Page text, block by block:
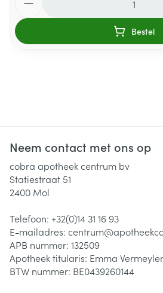
Bestel
Neem contact met ons op
cobra apotheek centrum bv
Statiestraat 51
2400 Mol
Telefoon: +32(0)14 31 16 93
E-mailadres: centrum@
APB nummer: 132509
Apotheek titularis: Emma
BTW nummer: BE0439260144